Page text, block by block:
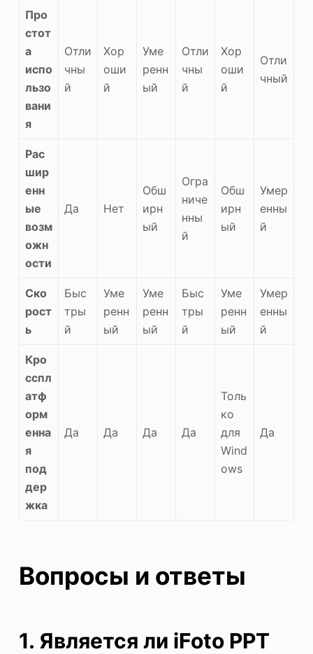
Про
стот
а
испо
льзо
вани
я
Отли
чны
й
Хор
оши
й
Уме
ренн
ый
Отли
чны
й
Хор
оши
й
Отли
чный
Рас
шир
енн
ые
возм
ожн
ости
Да Нет
Обш
ирн
ый
Огра
ниче
нны
й
Обш
ирн
ый
Умер
енны
й
Ско
рост
ь
Быс
тры
й
Уме
ренн
ый
Уме
ренн
ый
Быс
тры
й
Уме
ренн
ый
Умер
енны
й
Кро
сспл
атф
орм
енна
я
под
дер
жка
Да Да Да Да
Толь
ко
для
Wind
ows
Да
Вопросы и ответы
1. Является ли iFoto PPT